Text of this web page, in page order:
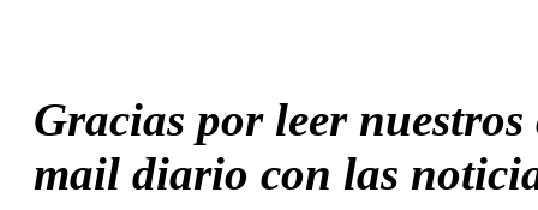
Gracias por leer
mail diario con las